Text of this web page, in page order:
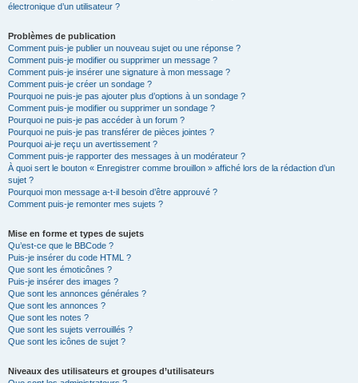
électronique d’un utilisateur ?
Problèmes de publication
Comment puis-je publier un nouveau sujet ou une réponse ?
Comment puis-je modifier ou supprimer un message ?
Comment puis-je insérer une signature à mon message ?
Comment puis-je créer un sondage ?
Pourquoi ne puis-je pas ajouter plus d’options à un sondage ?
Comment puis-je modifier ou supprimer un sondage ?
Pourquoi ne puis-je pas accéder à un forum ?
Pourquoi ne puis-je pas transférer de pièces jointes ?
Pourquoi ai-je reçu un avertissement ?
Comment puis-je rapporter des messages à un modérateur ?
À quoi sert le bouton « Enregistrer comme brouillon » affiché lors de la rédaction d’un
sujet ?
Pourquoi mon message a-t-il besoin d’être approuvé ?
Comment puis-je remonter mes sujets ?
Mise en forme et types de sujets
Qu’est-ce que le BBCode ?
Puis-je insérer du code HTML ?
Que sont les émoticônes ?
Puis-je insérer des images ?
Que sont les annonces générales ?
Que sont les annonces ?
Que sont les notes ?
Que sont les sujets verrouillés ?
Que sont les icônes de sujet ?
Niveaux des utilisateurs et groupes d’utilisateurs